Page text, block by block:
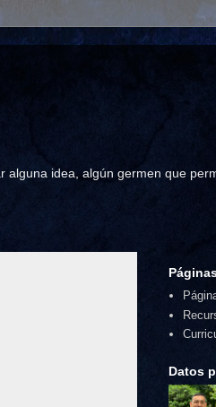
idea, algún germen que
Datos